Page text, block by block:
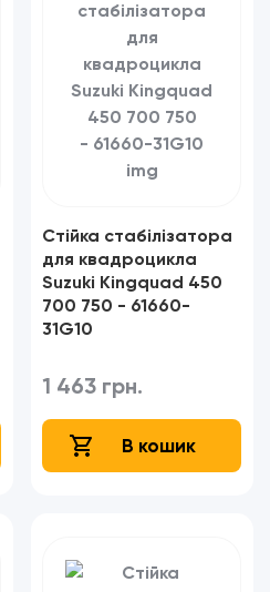
Стійка стабілізатора
для квадроцикла
Suzuki Kingquad 450
700 750 - 61660-
31G10​​​​​​​
1 463 грн.
В кошик